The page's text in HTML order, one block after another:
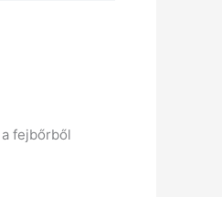
fejbőrből